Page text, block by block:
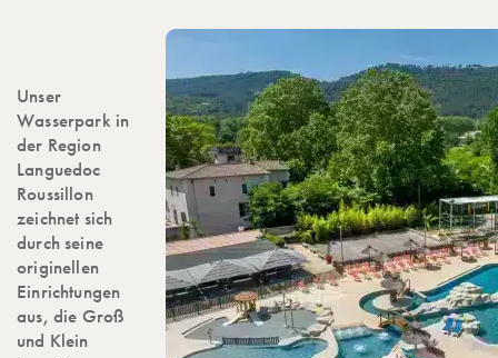
Unser
Wasserpark in
der Region
Languedoc
Roussillon
zeichnet sich
durch seine
originellen
Einrichtungen
aus, die Groß
und Klein